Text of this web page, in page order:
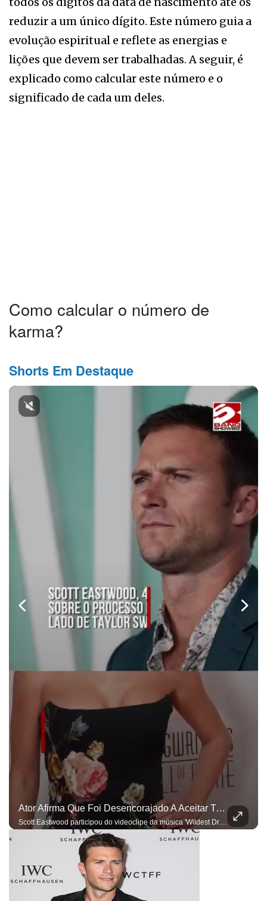
reduzir a um único dígito. Este número guia a
evolução espiritual e reflete as energias e
lições que devem ser trabalhadas. A seguir, é
explicado como calcular este número e o
significado de cada um deles.
Como calcular o número de
karma?
Shorts Em Destaque
Ator Afirma Que Foi Desencorajado A Aceitar Trabalho Com Taylor Swift
Scott Eastwood participou do videoclipe da música 'Wildest Dreams'